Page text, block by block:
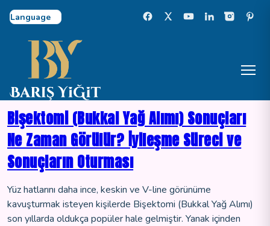
Select Language
Bişektomi (Bukkal Yağ Alımı) Sonuçları
Ne Zaman Görülür? İyileşme Süreci ve
Sonuçların Oturması
Yüz hatlarını daha ince, keskin ve V-line görünüme
kavuşturmak isteyen kişilerde Bişektomi (Bukkal Yağ Alımı)
son yıllarda oldukça popüler hale gelmiştir. Yanak içinden